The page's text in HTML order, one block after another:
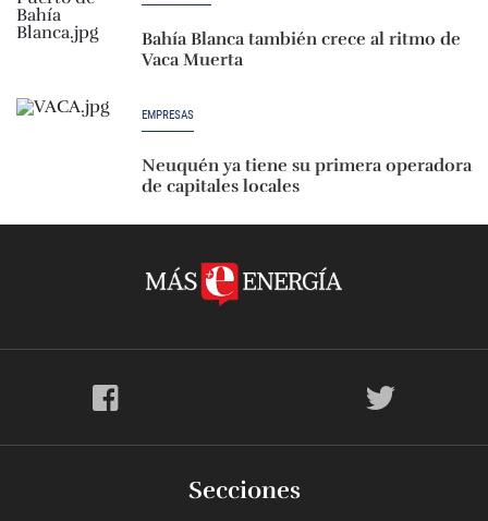
Bahía Blanca también crece al ritmo de
Vaca Muerta
EMPRESAS
Neuquén ya tiene su primera operadora
de capitales locales
Secciones